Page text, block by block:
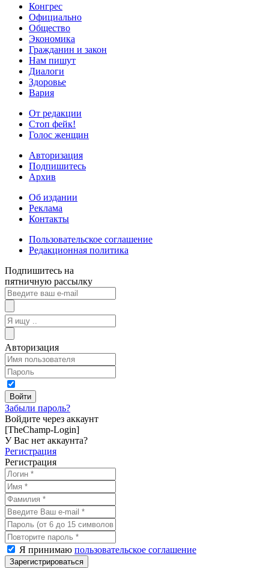
Конгрес
Официально
Общество
Экономика
Гражданин и закон
Нам пишут
Диалоги
Здоровье
Вария
От редакции
Стоп фейк!
Голос женщин
Авторизация
Подпишитесь
Архив
Об издании
Реклама
Контакты
Пользовательское соглашение
Редакционная политика
Подпишитесь на
пятничную рассылку
Авторизация
Забыли пароль?
Войдите через аккаунт
[TheChamp-Login]
У Вас нет аккаунта?
Регистрация
Регистрация
Я принимаю пользовательское соглашение